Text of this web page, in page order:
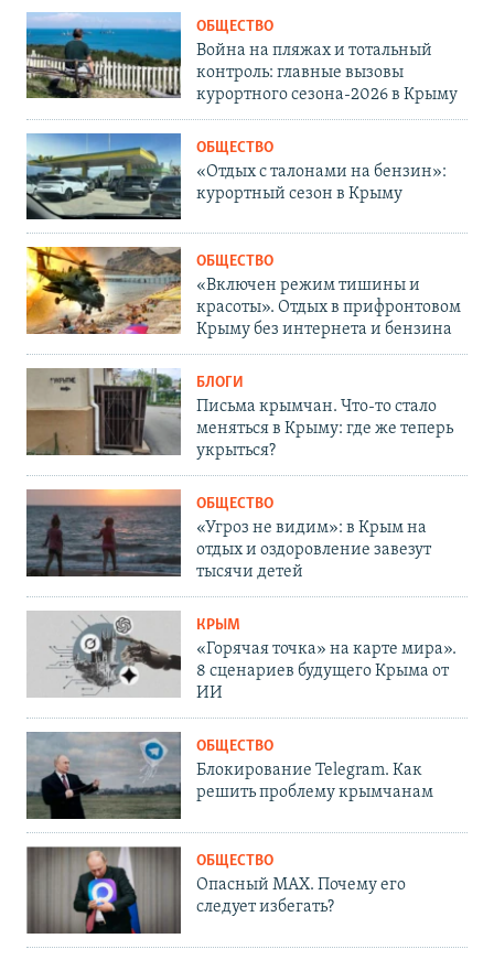
ОБЩЕСТВО
Война на пляжах и тотальный
контроль: главные вызовы
курортного сезона-2026 в Крыму
ОБЩЕСТВО
«Отдых с талонами на бензин»:
курортный сезон в Крыму
ОБЩЕСТВО
«Включен режим тишины и
красоты». Отдых в прифронтовом
Крыму без интернета и бензина
БЛОГИ
Письма крымчан. Что-то стало
меняться в Крыму: где же теперь
укрыться?
ОБЩЕСТВО
«Угроз не видим»: в Крым на
отдых и оздоровление завезут
тысячи детей
КРЫМ
«Горячая точка» на карте мира».
8 сценариев будущего Крыма от
ИИ
ОБЩЕСТВО
Блокирование Telegram. Как
решить проблему крымчанам
ОБЩЕСТВО
Опасный MAX. Почему его
следует избегать?